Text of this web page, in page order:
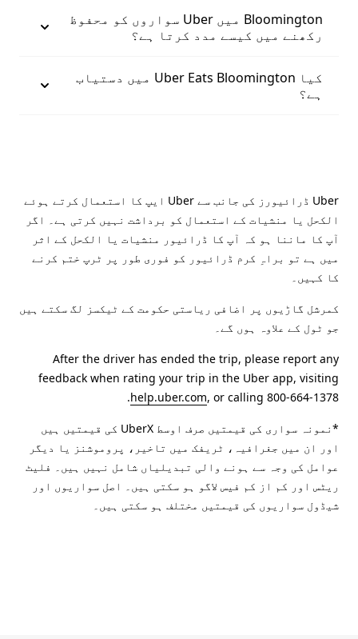
Bloomington میں Uber سواروں کو محفوظ
رکھنے میں کیسے مدد کرتا ہے؟
کیا Uber Eats Bloomington میں دستیاب
ہے؟
Uber ڈرائیورز کی جانب سے Uber ایپ کا استعمال کرتے ہوئے
الکحل یا منشیات کے استعمال کو برداشت نہیں کرتی ہے۔ اگر
آپ کا ماننا ہو کہ آپ کا ڈرائیور منشیات یا الکحل کے اثر
میں ہے تو براہِ کرم ڈرائیور کو فوری طور پر ٹرپ ختم کرنے
کا کہیں۔
کمرشل گاڑیوں پر اضافی ریاستی حکومت کے ٹیکسز لگ سکتے ہیں
جو ٹول کے علاوہ ہوں گے۔
After the driver has ended the trip, please report any
feedback when rating your trip in the Uber app, visiting
help.uber.com, or calling 800-664-1378.
*نمونہ سواری کی قیمتیں صرف اوسط UberX کی قیمتیں ہیں
اور ان میں جغرافیہ، ٹریفک میں تاخیر، پروموشنز یا دیگر
عوامل کی وجہ سے ہونے والی تبدیلیاں شامل نہیں ہیں۔ فلیٹ
ریٹس اور کم از کم فیس لاگو ہو سکتی ہیں۔ اصل سواریوں اور
شیڈول سواریوں کی قیمتیں مختلف ہو سکتی ہیں۔